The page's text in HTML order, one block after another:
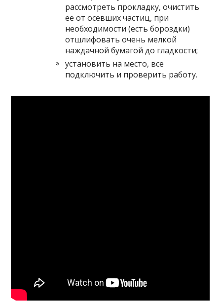
рассмотреть прокладку, очистить
ее от осевших частиц, при
необходимости (есть бороздки)
отшлифовать очень мелкой
наждачной бумагой до гладкости;
установить на место, все
подключить и проверить работу.